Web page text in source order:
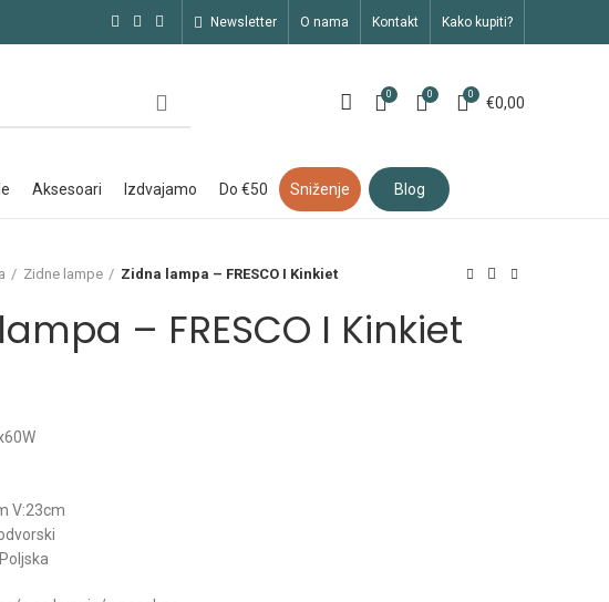
newsletter o nama kontakt kako kupiti?
0 0 0 €0,00
aksesoari izdvajamo do €50 sniženje blog
Zidne lampe Zidna lampa – FRESCO I Kinkiet
– FRESCO I Kinkiet
V:23cm